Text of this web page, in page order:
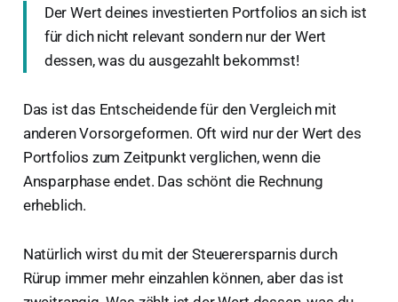
Der Wert deines investierten Portfolios an sich ist
für dich nicht relevant sondern nur der Wert
dessen, was du ausgezahlt bekommst!
Das ist das Entscheidende für den Vergleich mit
anderen Vorsorgeformen. Oft wird nur der Wert des
Portfolios zum Zeitpunkt verglichen, wenn die
Ansparphase endet. Das schönt die Rechnung
erheblich.
Natürlich wirst du mit der Steuerersparnis durch
Rürup immer mehr einzahlen können, aber das ist